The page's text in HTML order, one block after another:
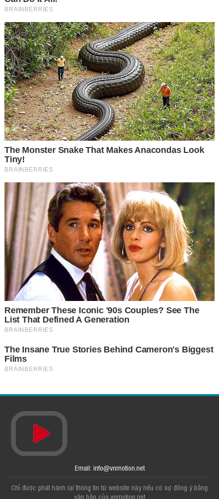
Email: info@vnmotion.net
Chỉ được phát hành lại thông tin từ website này nếu có sự đồng ý bằng
văn bản của vnmotion.net